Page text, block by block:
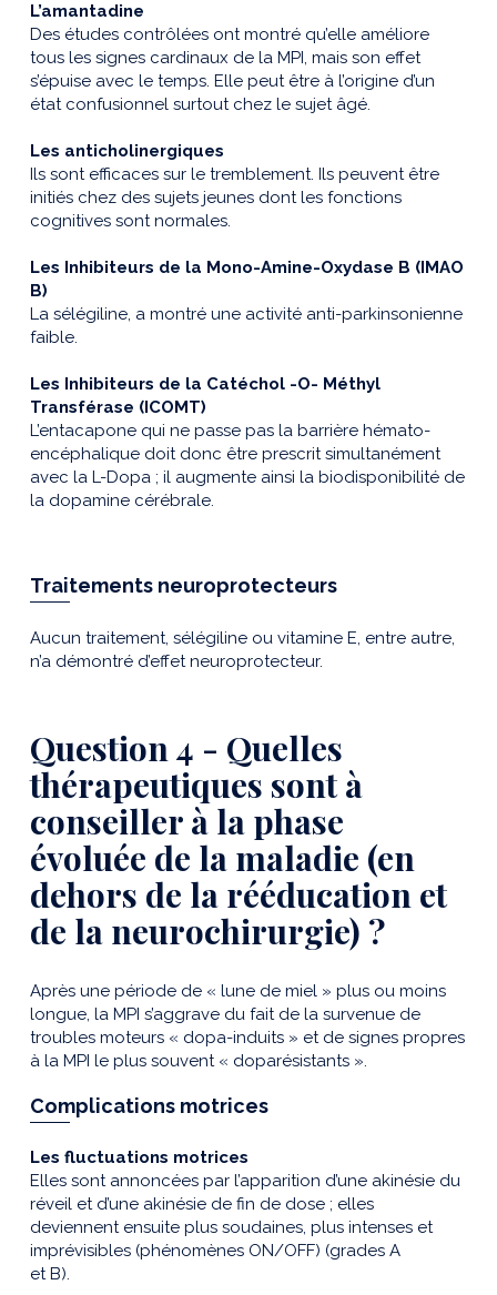
L’amantadine
Des études contrôlées ont montré qu’elle améliore
tous les signes cardinaux de la MPI, mais son effet
s’épuise avec le temps. Elle peut être à l’origine d’un
état confusionnel surtout chez le sujet âgé.
Les anticholinergiques
Ils sont efficaces sur le tremblement. Ils peuvent être
initiés chez des sujets jeunes dont les fonctions
cognitives sont normales.
Les Inhibiteurs de la Mono-Amine-Oxydase B (IMAO
B)
La sélégiline, a montré une activité anti-parkinsonienne
faible.
Les Inhibiteurs de la Catéchol -O- Méthyl
Transférase (ICOMT)
L’entacapone qui ne passe pas la barrière hémato-
encéphalique doit donc être prescrit simultanément
avec la L-Dopa ; il augmente ainsi la biodisponibilité de
la dopamine cérébrale.
Traitements neuroprotecteurs
Aucun traitement, sélégiline ou vitamine E, entre autre,
n’a démontré d’effet neuroprotecteur.
Question 4 - Quelles
thérapeutiques sont à
conseiller à la phase
évoluée de la maladie (en
dehors de la rééducation et
de la neurochirurgie) ?
Après une période de « lune de miel » plus ou moins
longue, la MPI s’aggrave du fait de la survenue de
troubles moteurs « dopa-induits » et de signes propres
à la MPI le plus souvent « doparésistants ».
Complications motrices
Les fluctuations motrices
Elles sont annoncées par l’apparition d’une akinésie du
réveil et d’une akinésie de fin de dose ; elles
deviennent ensuite plus soudaines, plus intenses et
imprévisibles (phénomènes ON/OFF) (grades A
et B).